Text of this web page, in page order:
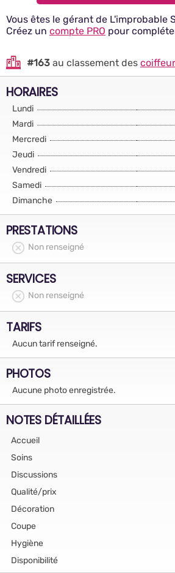
Vous êtes le gérant de L'improbable
Créez un compte PRO pour
#163 au classement des
HORAIRES
Lundi
Mardi
Mercredi
Jeudi
Vendredi
Samedi
Dimanche
PRESTATIONS
Non renseigné
SERVICES
Non renseigné
TARIFS
Aucun tarif renseigné.
PHOTOS
Aucune photo enregistrée.
NOTES DÉTAILLÉES
Accueil
Soins
Discussions
Qualité/prix
Décoration
Coupe
Hygiène
Disponibilité